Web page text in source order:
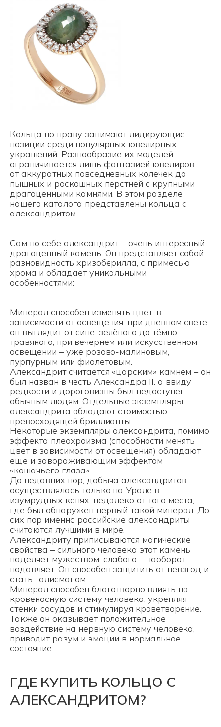
Кольца по праву занимают лидирующие
позиции среди популярных ювелирных
украшений. Разнообразие их моделей
ограничивается лишь фантазией ювелиров –
от аккуратных повседневных колечек до
пышных и роскошных перстней с крупными
драгоценными камнями. В этом разделе
нашего каталога представлены кольца с
александритом.
Сам по себе александрит – очень интересный
драгоценный камень. Он представляет собой
разновидность хризоберилла, с примесью
хрома и обладает уникальными
особенностями:
Минерал способен изменять цвет, в
зависимости от освещения: при дневном свете
он выглядит от сине-зелёного до тёмно-
травяного, при вечернем или искусственном
освещении – уже розово-малиновым,
пурпурным или фиолетовым.
Александрит считается «царским» камнем – он
был назван в честь Александра II, а ввиду
редкости и дороговизны был недоступен
обычным людям. Отдельные экземпляры
александрита обладают стоимостью,
превосходящей бриллианты.
Некоторые экземпляры александрита, помимо
эффекта плеохроизма (способности менять
цвет в зависимости от освещения) обладают
еще и завораживающим эффектом
«кошачьего глаза».
До недавних пор, добыча александритов
осуществлялась только на Урале в
изумрудных копях, недалеко от того места,
где был обнаружен первый такой минерал. До
сих пор именно российские александриты
считаются лучшими в мире.
Александриту приписываются магические
свойства – сильного человека этот камень
наделяет мужеством, слабого – наоборот
подавляет. Он способен защитить от невзгод и
стать талисманом.
Минерал способен благотворно влиять на
кровеносную систему человека, укрепляя
стенки сосудов и стимулируя кроветворение.
Также он оказывает положительное
воздействие на нервную систему человека,
приводит разум и эмоции в нормальное
состояние.
ГДЕ КУПИТЬ КОЛЬЦО С
АЛЕКСАНДРИТОМ?